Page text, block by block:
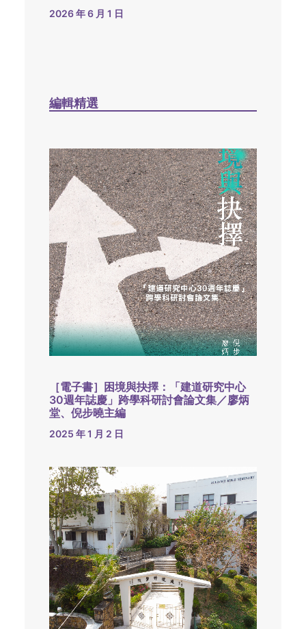
2026 年 6 月 1 日
編輯精選
［電子書］困境與抉擇：「建道研究中心
30週年誌慶」跨學科研討會論文集／廖炳
堂、倪步曉主編
2025 年 1 月 2 日